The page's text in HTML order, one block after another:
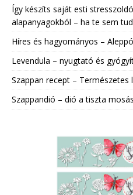
Így készíts saját esti
alapanyagokból – ha te sem
Híres és hagyományos –
Levendula – nyugtató és
Szappan recept – Természetes
Szappandió – dió a tiszta